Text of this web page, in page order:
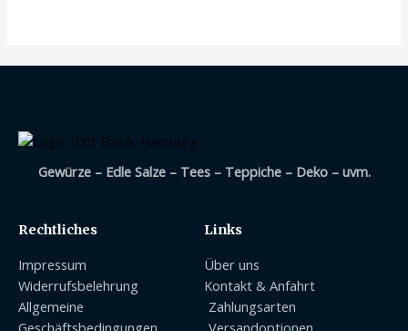
Gewürze – Edle Salze – Tees – Teppiche – Deko – uvm.
Rechtliches
Impressum
Widerrufsbelehrung
Allgemeine
Links
Über uns
Kontakt & Anfahrt
Zahlungsarten